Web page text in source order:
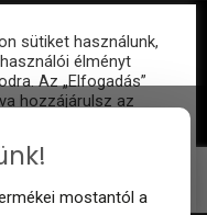
jog fenntartva
mostantól a
sütiket használunk,
élményt
Az „Elfogadás”
hozzájárulsz az
ELFOGAD